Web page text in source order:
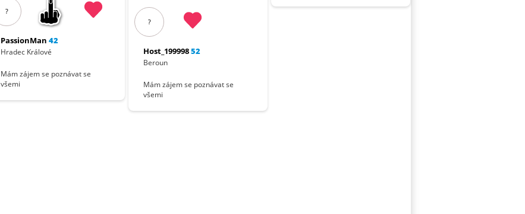
?
PassionMan 42
Hradec Králové
Mám zájem se poznávat se
všemi
?
Host_19999852
Beroun
Mám zájem se poznávat se
všemi